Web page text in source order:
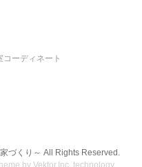
ーディネート
づくり～ All Rights Reserved.
byVektor,Inc. technology.